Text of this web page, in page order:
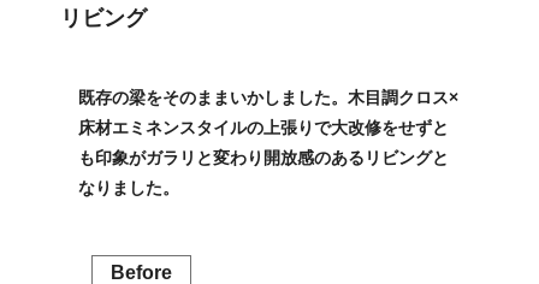
リビング
既存の梁をそのままいかしました。木目調クロス×
床材エミネンスタイルの上張りで大改修をせずと
も印象がガラリと変わり開放感のあるリビングと
なりました。
Before